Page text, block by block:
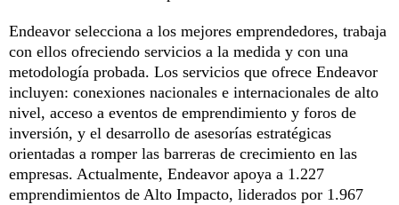
Endeavor selecciona a los mejores emprendedores, trabaja
con ellos ofreciendo servicios a la medida y con una
metodología probada. Los servicios que ofrece Endeavor
incluyen: conexiones nacionales e internacionales de alto
nivel, acceso a eventos de emprendimiento y foros de
inversión, y el desarrollo de asesorías estratégicas
orientadas a romper las barreras de crecimiento en las
empresas. Actualmente, Endeavor apoya a 1.227
emprendimientos de Alto Impacto, liderados por 1.967